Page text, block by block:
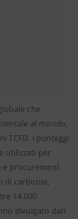
che
al mondo,
TCFD. I punteggi
utilizzati per
e procurement
di carbonio,
14.000
divulgato dati